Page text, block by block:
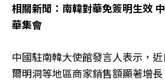
相關新聞：南韓對華免簽明生效
華集會
中國駐南韓大使館發言人表示，
爾明洞等地區商家銷售額顯著增